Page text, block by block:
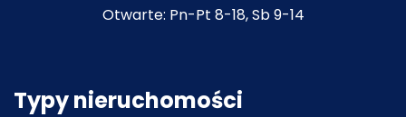
Otwarte: Pn-Pt 8-18, Sb 9-14
Typy nieruchomości